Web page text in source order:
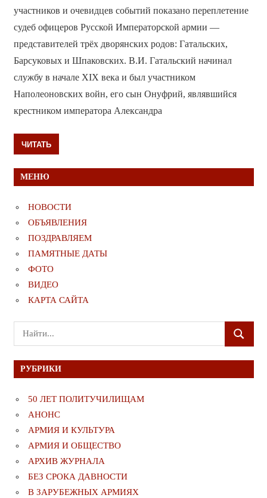
участников и очевидцев событий показано переплетение
судеб офицеров Русской Императорской армии —
представителей трёх дворянских родов: Гатальских,
Барсуковых и Шпаковских. В.И. Гатальский начинал
службу в начале XIX века и был участником
Наполеоновских войн, его сын Онуфрий, являвшийся
крестником императора Александра
ЧИТАТЬ
МЕНЮ
НОВОСТИ
ОБЪЯВЛЕНИЯ
ПОЗДРАВЛЯЕМ
ПАМЯТНЫЕ ДАТЫ
ФОТО
ВИДЕО
КАРТА САЙТА
Поиск
для:
ПОИСК
РУБРИКИ
50 ЛЕТ ПОЛИТУЧИЛИЩАМ
АНОНС
АРМИЯ И КУЛЬТУРА
АРМИЯ И ОБЩЕСТВО
АРХИВ ЖУРНАЛА
БЕЗ СРОКА ДАВНОСТИ
В ЗАРУБЕЖНЫХ АРМИЯХ